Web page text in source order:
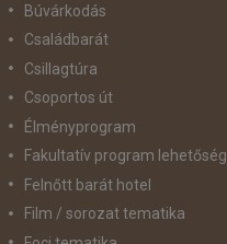
Búvárkodás
Családbarát
Csillagtúra
Csoportos út
Élményprogram
Fakultatív program lehetőség
Felnőtt barát hotel
Film / sorozat tematika